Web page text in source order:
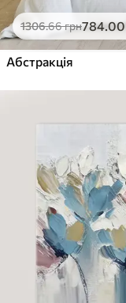
1306.66грн784.00
Абстракція